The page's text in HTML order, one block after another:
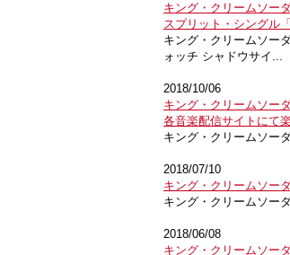
キング・クリームソー
スプリット・シングル
キング・クリームソー
ォッチ シャドウサイ...
2018/10/06
キング・クリームソー
各音楽配信サイトにて
キング・クリームソー
2018/07/10
キング・クリームソー
キング・クリームソ
2018/06/08
キング・クリームソー